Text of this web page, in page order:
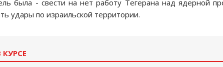
была - свести на нет работу Тегерана над ядерной
удары по израильской территории.
КУРСЕ